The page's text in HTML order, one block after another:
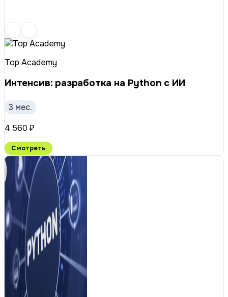
Top Academy
Интенсив: разработка на Python с ИИ
3 мес.
4 560 ₽
Смотреть